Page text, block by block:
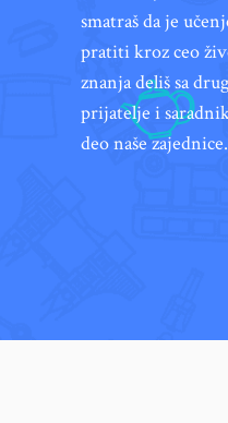
smatraš da je
pratiti kroz ceo
znanja deliš sa
prijatelje i
deo naše zajednice.